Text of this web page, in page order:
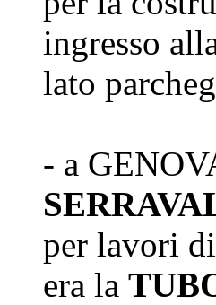
ingresso
lato
- a
per lavori
era la